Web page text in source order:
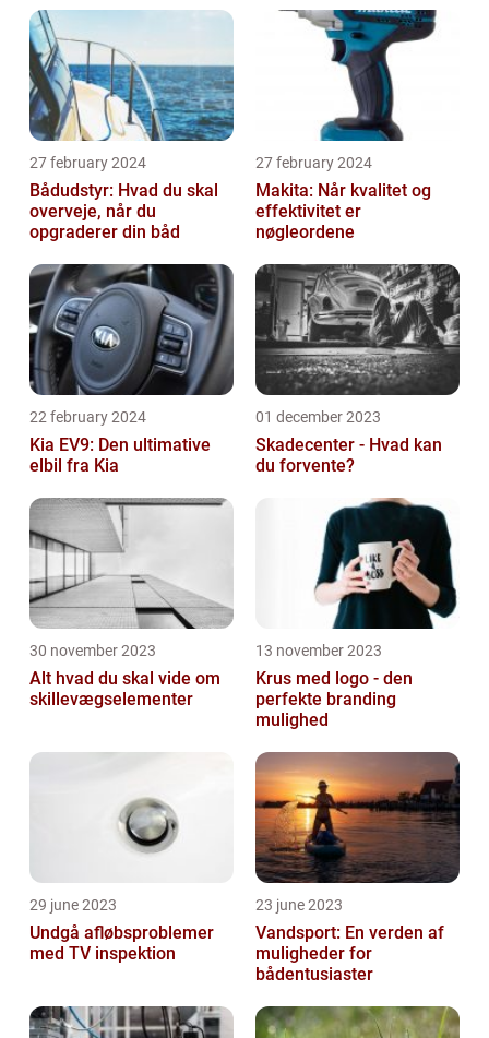
27 february 2024
Bådudstyr: Hvad du skal
overveje, når du
opgraderer din båd
27 february 2024
Makita: Når kvalitet og
effektivitet er
nøgleordene
22 february 2024
Kia EV9: Den ultimative
elbil fra Kia
01 december 2023
Skadecenter - Hvad kan
du forvente?
30 november 2023
Alt hvad du skal vide om
skillevægselementer
13 november 2023
Krus med logo - den
perfekte branding
mulighed
29 june 2023
Undgå afløbsproblemer
med TV inspektion
23 june 2023
Vandsport: En verden af
muligheder for
bådentusiaster